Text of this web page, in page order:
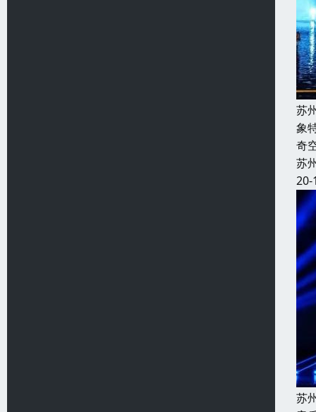
苏
象
奇
苏
20-
苏